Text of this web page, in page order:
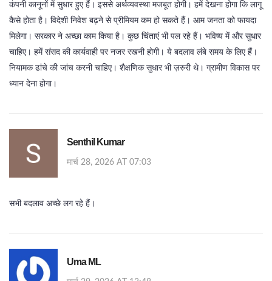
कंपनी कानूनों में सुधार हुए हैं। इससे अर्थव्यवस्था मजबूत होगी। हमें देखना होगा कि लागू
कैसे होता है। विदेशी निवेश बढ़ने से प्रीमियम कम हो सकते हैं। आम जनता को फायदा
मिलेगा। सरकार ने अच्छा काम किया है। कुछ चिंताएं भी पल रहे हैं। भविष्य में और सुधार
चाहिए। हमें संसद की कार्यवाही पर नजर रखनी होगी। ये बदलाव लंबे समय के लिए हैं।
नियामक ढांचे की जांच करनी चाहिए। शैक्षणिक सुधार भी ज़रुरी थे। ग्रामीण विकास पर
ध्यान देना होगा।
Senthil Kumar
मार्च 28, 2026 AT 07:03
सभी बदलाव अच्छे लग रहे हैं।
Uma ML